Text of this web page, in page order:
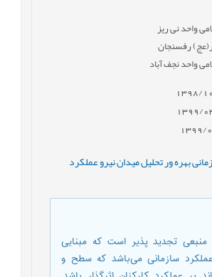
واحد نی ریز
رفسنجان
واحد نجف آباد
بهره ور تحلیل میدان نیرو عملکرد
منبعی تجدید پذیر است که مبنایی
سازمانی می‌باشد که سطح و